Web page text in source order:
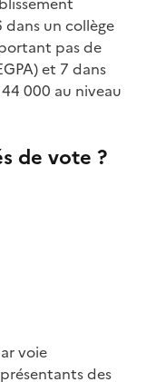
un collège
pas de
et 7 dans
000 au niveau
de vote ?
voie
des